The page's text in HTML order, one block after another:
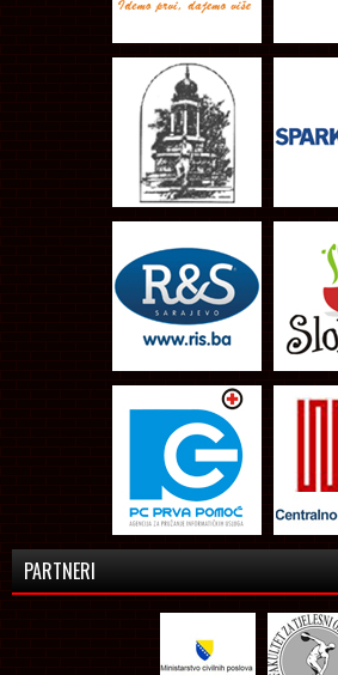
PARTNERI